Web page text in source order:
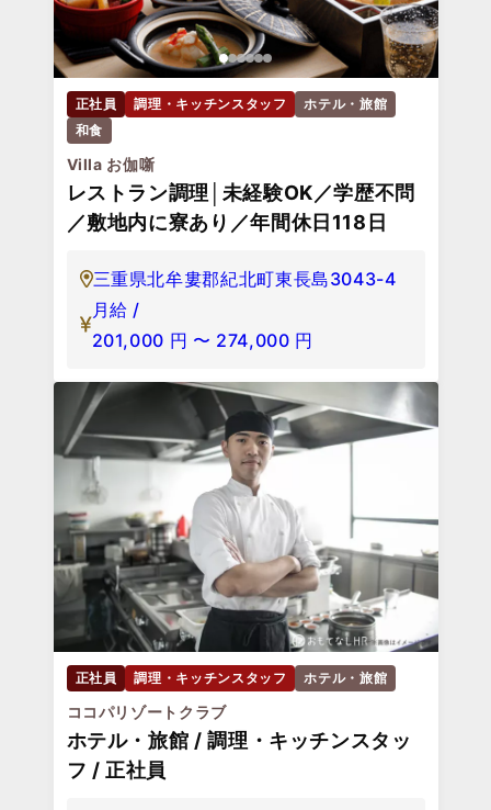
正社員 調理・キッチンスタッフ
ホテル・旅館
和食
Villa お伽噺
レストラン調理│未経験OK／学歴不問
／敷地内に寮あり／年間休日118日
三重県北牟婁郡紀北町東長島3043-4
月給 /
201,000 円 〜 274,000 円
正社員 調理・キッチンスタッフ ホテル・旅館
ココパリゾートクラブ
ホテル・旅館 / 調理・キッチンスタッ
フ / 正社員